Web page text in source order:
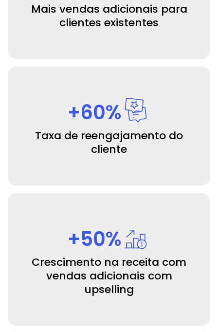
Mais vendas adicionais para
clientes existentes
+60%
Taxa de reengajamento do
cliente
+50%
Crescimento na receita com
vendas adicionais com
upselling